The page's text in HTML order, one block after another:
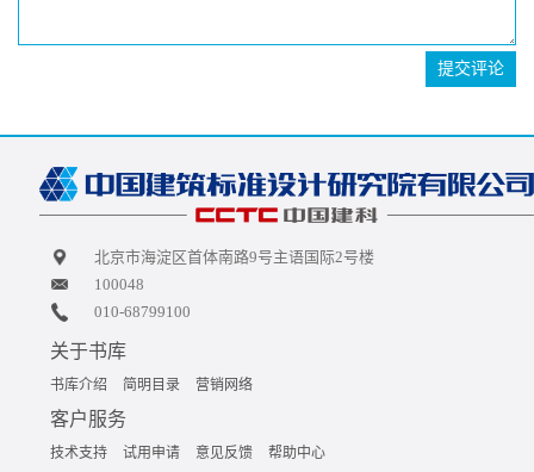
提交评论
北京市海淀区首体南路9号主语国际2号楼
100048
010-68799100
关于书库
书库介绍 简明目录 营销网络
客户服务
技术支持 试用申请 意见反馈 帮助中心